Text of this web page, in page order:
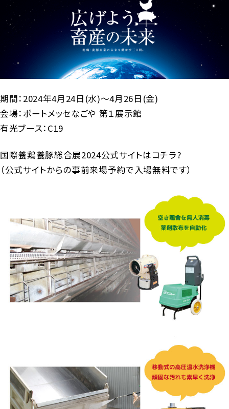
期間：2024年4月24日(水)～4月26日(金)
会場：ポートメッセなごや 第１展示館
有光ブース：C19
国際養鶏養豚総合展2024公式サイトはコチラ?
（公式サイトからの事前来場予約で入場無料です）